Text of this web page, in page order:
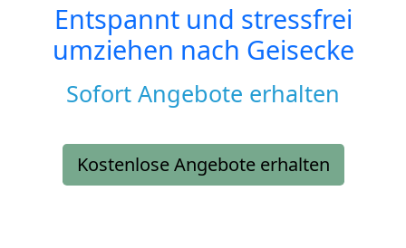
Entspannt und stressfrei
umziehen nach Geisecke
Sofort Angebote erhalten
Kostenlose Angebote erhalten